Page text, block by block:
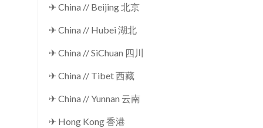
✈ China // Beijing 北京
✈ China // Hubei 湖北
✈ China // SiChuan 四川
✈ China // Tibet 西藏
✈ China // Yunnan 云南
✈ Hong Kong 香港